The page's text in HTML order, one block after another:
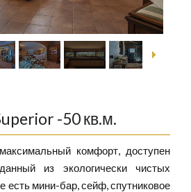
-50 кв.м.
комфорт, доступен
из экологически чистых
есть мини-бар, сейф, спутниковое